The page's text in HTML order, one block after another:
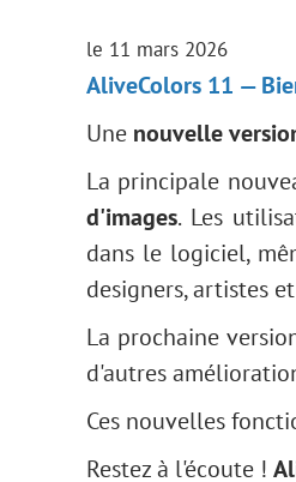
le 11 mars 2026
AliveColors 11 —
Une nouvelle
La principale
d'images. Les
dans le logiciel,
designers, artistes
La prochaine
d'autres
Ces nouvelles
Restez à l'écoute !